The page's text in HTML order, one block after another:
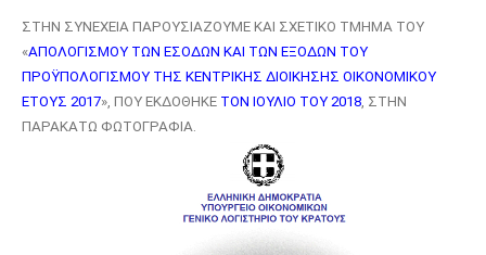
ΣΤΗΝ ΣΥΝΕΧΕΙΑ ΠΑΡΟΥΣΙΑΖΟΥΜΕ ΚΑΙ ΣΧΕΤΙΚΟ ΤΜΗΜΑ ΤΟΥ
«ΑΠΟΛΟΓΙΣΜΟΥ ΤΩΝ ΕΣΟΔΩΝ ΚΑΙ ΤΩΝ ΕΞΟΔΩΝ ΤΟΥ
ΠΡΟΫΠΟΛΟΓΙΣΜΟΥ ΤΗΣ ΚΕΝΤΡΙΚΗΣ ΔΙΟΙΚΗΣΗΣ ΟΙΚΟΝΟΜΙΚΟΥ
ΕΤΟΥΣ 2017», ΠΟΥ ΕΚΔΟΘΗΚΕ ΤΟΝ ΙΟΥΛΙΟ ΤΟΥ 2018, ΣΤΗΝ
ΠΑΡΑΚΑΤΩ ΦΩΤΟΓΡΑΦΙΑ.